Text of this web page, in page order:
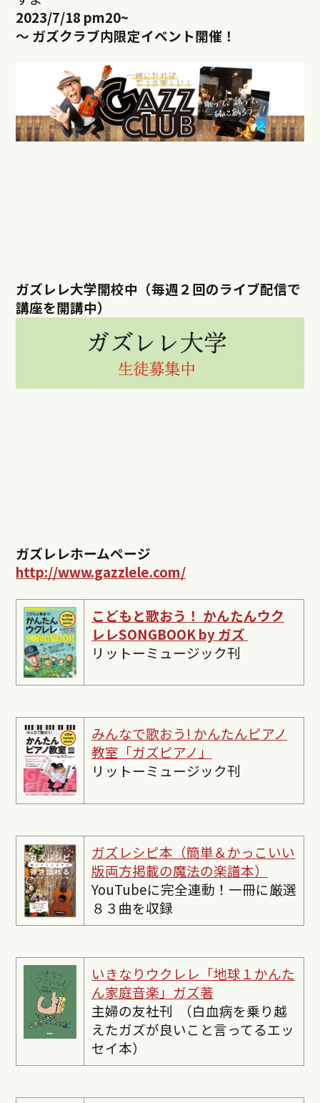
2023/7/18 pm20~
～ ガズクラブ内限定イベント開催！
ガズレレ大学開校中（毎週２回のライブ配信で
講座を開講中）
ガズレレホームページ
http://www.gazzlele.com/
こどもと歌おう！ かんたんウク
レレSONGBOOK by ガズ
リットーミュージック刊
みんなで歌おう! かんたんピアノ
教室「ガズピアノ」
リットーミュージック刊
ガズレシピ本（簡単＆かっこいい
版両方掲載の魔法の楽譜本）
YouTubeに完全連動！一冊に厳選
８３曲を収録
いきなりウクレレ「地球１かんた
ん家庭音楽」ガズ著
主婦の友社刊 （白血病を乗り越
えたガズが良いこと言ってるエッ
セイ本）